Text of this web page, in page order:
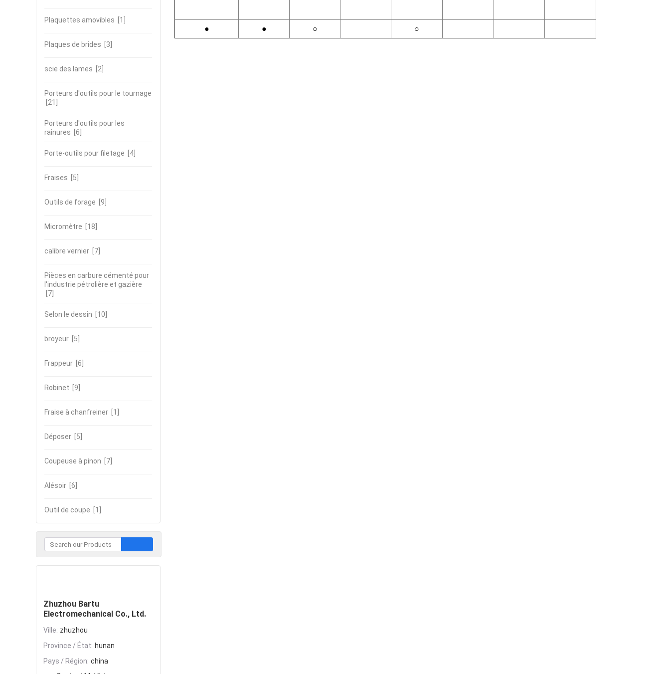
Plaquettes amovibles [1]
Plaques de brides [3]
scie des lames [2]
Porteurs d'outils pour le tournage
[21]
Porteurs d'outils pour les
rainures [6]
Porte-outils pour filetage [4]
Fraises [5]
Outils de forage [9]
Micromètre [18]
calibre vernier [7]
Pièces en carbure cémenté pour
l'industrie pétrolière et gazière
[7]
Selon le dessin [10]
broyeur [5]
Frappeur [6]
Robinet [9]
Fraise à chanfreiner [1]
Déposer [5]
Coupeuse à pinon [7]
Alésoir [6]
Outil de coupe [1]
Zhuzhou Bartu
Electromechanical Co., Ltd.
Ville: zhuzhou
Province / État: hunan
Pays / Région: china
● ● ○ ○